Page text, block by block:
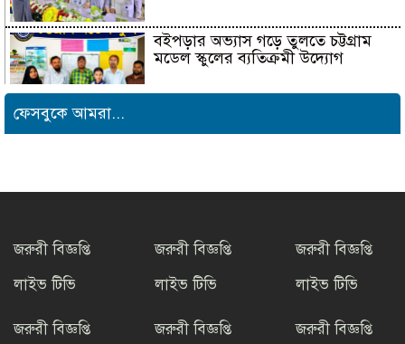
বইপড়ার অভ্যাস গড়ে তুলতে চট্টগ্রাম
মডেল স্কুলের ব্যতিক্রমী উদ্যোগ
উদ্যোগের ডাক ইনফো বাংলার
ফেসবুকে আমরা...
জরুরী বিজ্ঞপ্তি
লাইভ টিভি
জরুরী বিজ্ঞপ্তি
লাইভ টিভি
জরুরী বিজ্ঞপ্তি
লাইভ টিভি
জরুরী বিজ্ঞপ্তি
জরুরী বিজ্ঞপ্তি
জরুরী বিজ্ঞপ্তি